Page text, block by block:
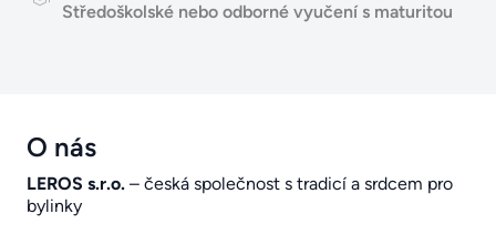
Středoškolské nebo odborné vyučení s maturitou
O nás
LEROS s.r.o. – česká společnost s tradicí a srdcem pro
bylinky